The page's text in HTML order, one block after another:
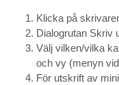
Klicka på
Dialogrutan Skriv
Välj vilken/vilka
och vy (menyn
För utskrift av